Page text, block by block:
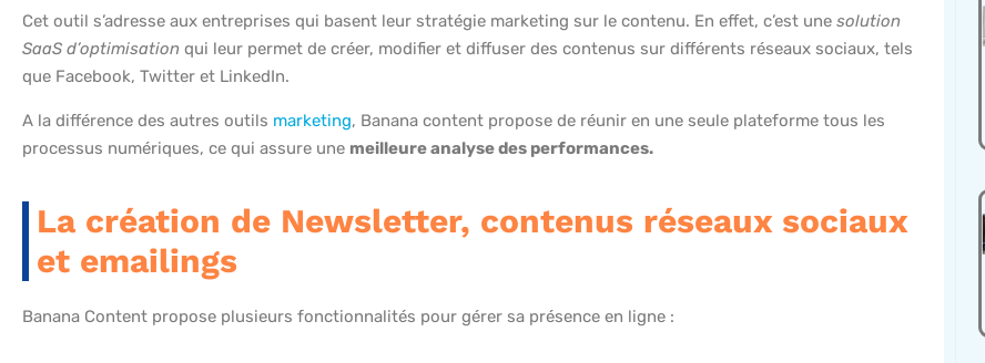
Cet outil s’adresse aux entreprises qui basent leur stratégie marketing sur le contenu. En effet, c’est une solution
SaaS d’optimisation qui leur permet de créer, modifier et diffuser des contenus sur différents réseaux sociaux, tels
que Facebook, Twitter et LinkedIn.
A la différence des autres outils marketing, Banana content propose de réunir en une seule plateforme tous les
processus numériques, ce qui assure une meilleure analyse des performances.
La création de Newsletter, contenus réseaux sociaux
et emailings
Banana Content propose plusieurs fonctionnalités pour gérer sa présence en ligne :